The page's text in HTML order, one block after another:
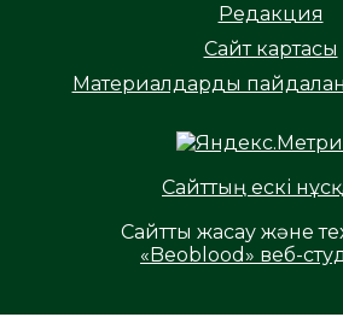
Редакция
Сайт картасы
Материалдарды
Сайттың ескі
Сайтты жасау және
«Beoblood» веб-